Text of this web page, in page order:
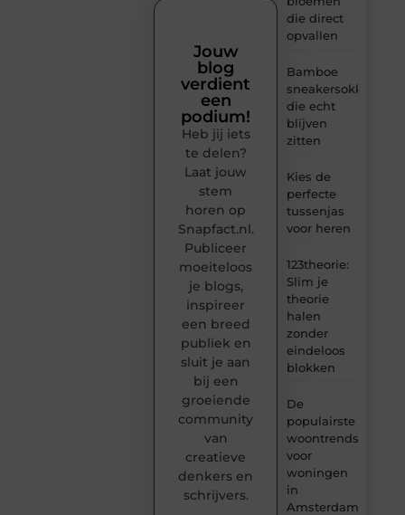
die direct
opvallen
Bamboe
sneakersokken
die echt
blijven
zitten
Kies de
perfecte
tussenjas
voor heren
123theorie:
Slim je
theorie
halen
zonder
eindeloos
blokken
De
populairste
woontrends
voor
woningen
in
Amsterdam
Jouw
blog
verdient
een
podium!
Heb jij iets
te delen?
Laat jouw
stem
horen op
Snapfact.nl.
Publiceer
moeiteloos
je blogs,
inspireer
een breed
publiek en
sluit je aan
bij een
groeiende
community
van
creatieve
denkers en
schrijvers.